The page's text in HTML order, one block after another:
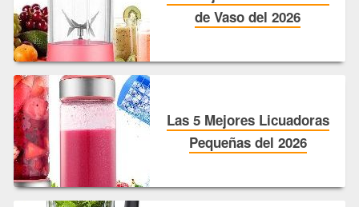
de Vaso del 2026
Las 5 Mejores Licuadoras
Pequeñas del 2026